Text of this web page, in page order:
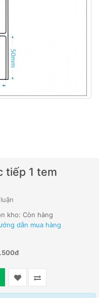
tiếp 1 tem
kho: Còn hàng
dẫn mua hàng